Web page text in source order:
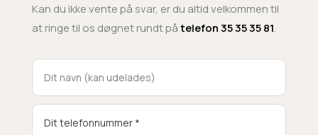
Kan du ikke vente på svar, er du altid velkommen til
at ringe til os døgnet rundt påtelefon 35 35 35 81.